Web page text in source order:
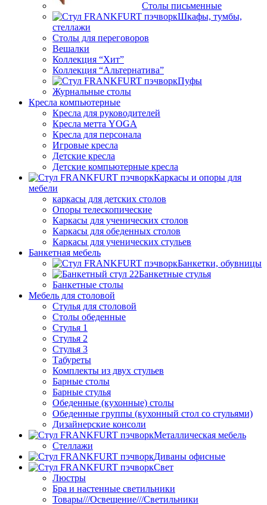
Столы письменные
Шкафы, тумбы,
стеллажи
Столы для переговоров
Вешалки
Коллекция “Хит”
Коллекция “Альтернатива”
Пуфы
Журнальные столы
Кресла компьютерные
Кресла для руководителей
Кресла метта YOGA
Кресла для персонала
Игровые кресла
Детские кресла
Детские компьютерные кресла
Каркасы и опоры для
мебели
каркасы для детских столов
Опоры телескопические
Каркасы для ученических столов
Каркасы для обеденных столов
Каркасы для ученических стульев
Банкетная мебель
Банкетки, обувницы
Банкетные стулья
Банкетные столы
Мебель для столовой
Стулья для столовой
Столы обеденные
Стулья 1
Стулья 2
Стулья 3
Табуреты
Комплекты из двух стульев
Барные столы
Барные стулья
Обеденные (кухонные) столы
Обеденные группы (кухонный стол со стульями)
Дизайнерские консоли
Металлическая мебель
Стеллажи
Диваны офисные
Свет
Люстры
Бра и настенные светильники
Товары///Освещение///Светильники